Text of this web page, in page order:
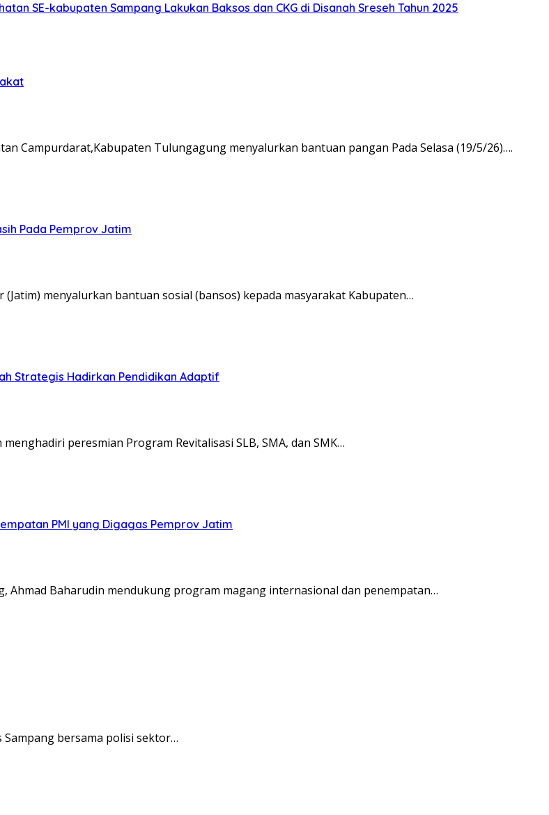
SE-kabupaten Sampang Lakukan Baksos dan CKG di Disanah Sreseh Tahun 2025
Campurdarat,Kabupaten Tulungagung menyalurkan bantuan pangan Pada Selasa (19/5/26)….
Pada Pemprov Jatim
menyalurkan bantuan sosial (bansos) kepada masyarakat Kabupaten…
Strategis Hadirkan Pendidikan Adaptif
peresmian Program Revitalisasi SLB, SMA, dan SMK…
PMI yang Digagas Pemprov Jatim
Ahmad Baharudin mendukung program magang internasional dan penempatan…
Sampang bersama polisi sektor…